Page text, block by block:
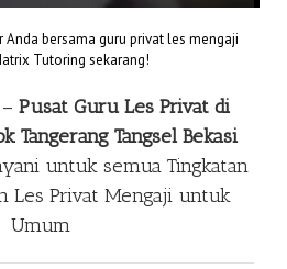
bersama guru privat les mengaji
Tutoring sekarang!
Pusat Guru Les Privat di
Tangerang Tangsel Bekasi
untuk semua Tingkatan
Les Privat Mengaji untuk
Umum